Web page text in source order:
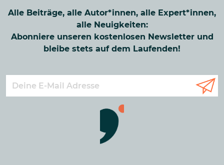
Alle Beiträge, alle Autor*innen, alle Expert*innen,
alle Neuigkeiten:
Abonniere unseren kostenlosen Newsletter und
bleibe stets auf dem Laufenden!